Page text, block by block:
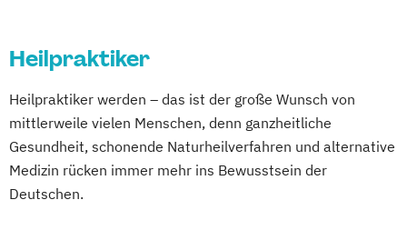
Heilpraktiker
Heilpraktiker werden – das ist der große Wunsch von
mittlerweile vielen Menschen, denn ganzheitliche
Gesundheit, schonende Naturheilverfahren und alternative
Medizin rücken immer mehr ins Bewusstsein der
Deutschen.